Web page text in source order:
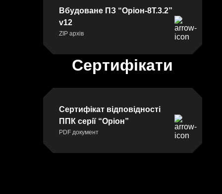
Вбудоване ПЗ “Оріон-8Т.3.2”
v12
ZIP архів
Сертифікати
Сертифікат відповідності
ППК серії “Оріон”
PDF документ